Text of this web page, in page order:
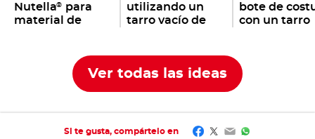
Nutella® para
material de
utilizando un
tarro vacío de
bote de
con un tarro
Ver todas las ideas
Si te gusta, compártelo en Facebook
Twitter
EmailWhatsApp